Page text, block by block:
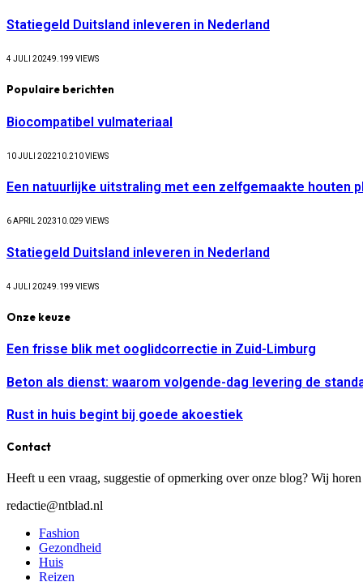
Statiegeld Duitsland inleveren in Nederland
4 JULI 20249.199 VIEWS
Populaire berichten
Biocompatibel vulmateriaal
10 JULI 202210.210VIEWS
Een natuurlijke uitstraling met een zelfgemaakte houten
6 APRIL 202310.029 VIEWS
Statiegeld Duitsland inleveren in Nederland
4 JULI 20249.199 VIEWS
Onze keuze
Een frisse blik met ooglidcorrectie in Zuid-Limburg
Beton als dienst: waarom volgende-dag levering de
Rust in huis begint bij goede akoestiek
Contact
Heeft u een vraag, suggestie of opmerking over onze blog? Wij
redactie@ntblad.nl
Fashion
Gezondheid
Huis
Reizen